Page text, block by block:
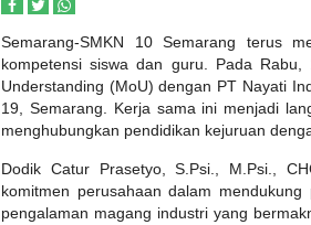
Semarang-SMKN 10 Semarang terus
kompetensi siswa dan guru. Pada
Understanding (MoU) dengan PT Nayati
19, Semarang. Kerja sama ini menjadi
menghubungkan pendidikan kejuruan
Dodik Catur Prasetyo, S.Psi., M.Psi.,
komitmen perusahaan dalam
pengalaman magang industri yang